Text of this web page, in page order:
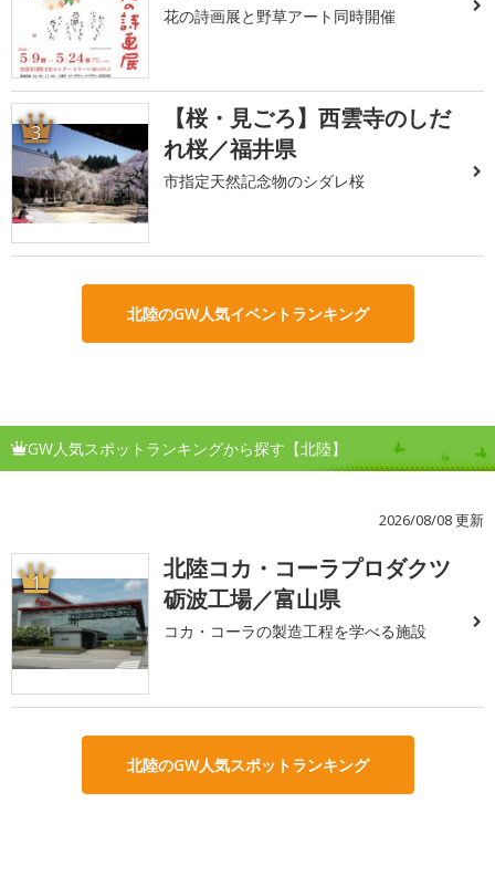
花の詩画展と野草アート同時開催
3
【桜・見ごろ】西雲寺のしだ
れ桜／福井県
市指定天然記念物のシダレ桜
北陸のGW人気イベントランキング
GW人気スポットランキングから探す【北陸】
2026/08/08 更新
1
北陸コカ・コーラプロダクツ
砺波工場／富山県
コカ・コーラの製造工程を学べる施設
北陸のGW人気スポットランキング